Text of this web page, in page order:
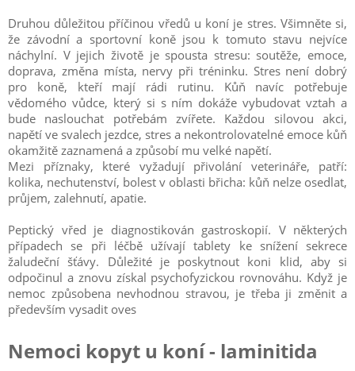
Druhou důležitou příčinou vředů u koní je stres. Všimněte si,
že závodní a sportovní koně jsou k tomuto stavu nejvíce
náchylní. V jejich životě je spousta stresu: soutěže, emoce,
doprava, změna místa, nervy při tréninku. Stres není dobrý
pro koně, kteří mají rádi rutinu. Kůň navíc potřebuje
vědomého vůdce, který si s ním dokáže vybudovat vztah a
bude naslouchat potřebám zvířete. Každou silovou akci,
napětí ve svalech jezdce, stres a nekontrolovatelné emoce kůň
okamžitě zaznamená a způsobí mu velké napětí.
Mezi příznaky, které vyžadují přivolání veterináře, patří:
kolika, nechutenství, bolest v oblasti břicha: kůň nelze osedlat,
průjem, zalehnutí, apatie.
Peptický vřed je diagnostikován gastroskopií. V některých
případech se při léčbě užívají tablety ke snížení sekrece
žaludeční šťávy. Důležité je poskytnout koni klid, aby si
odpočinul a znovu získal psychofyzickou rovnováhu. Když je
nemoc způsobena nevhodnou stravou, je třeba ji změnit a
především vysadit oves
Nemoci kopyt u koní - laminitida